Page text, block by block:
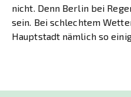
nicht. Denn Berlin bei
sein. Bei schlechtem
Hauptstadt nämlich so